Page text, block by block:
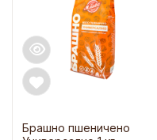
Брашно пшеничено